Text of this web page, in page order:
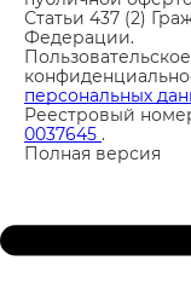
Статьи 437 (2)
Федерации.
персональных
Реестровый
0037645 .
Полная версия